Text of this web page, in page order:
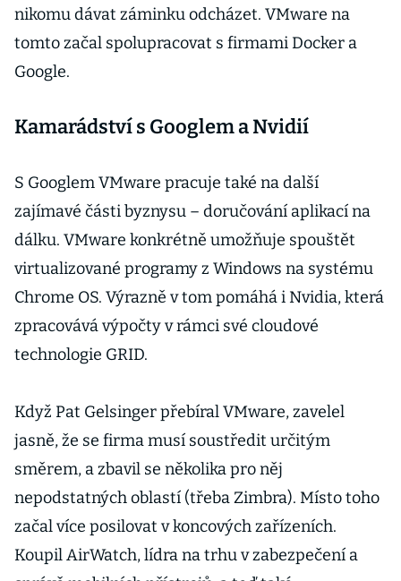
nikomu dávat záminku odcházet. VMware na
tomto začal spolupracovat s firmami Docker a
Google.
Kamarádství s Googlem a Nvidií
S Googlem VMware pracuje také na další
zajímavé části byznysu – doručování aplikací na
dálku. VMware konkrétně umožňuje spouštět
virtualizované programy z Windows na systému
Chrome OS. Výrazně v tom pomáhá i Nvidia, která
zpracovává výpočty v rámci své cloudové
technologie GRID.
Když Pat Gelsinger přebíral VMware, zavelel
jasně, že se firma musí soustředit určitým
směrem, a zbavil se několika pro něj
nepodstatných oblastí (třeba Zimbra). Místo toho
začal více posilovat v koncových zařízeních.
Koupil AirWatch, lídra na trhu v zabezpečení a